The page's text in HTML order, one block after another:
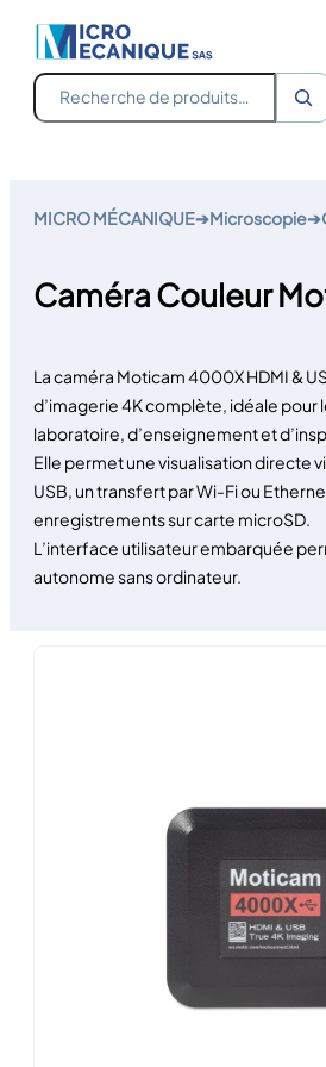
contenu
Recherche
MICRO MÉCANIQUE➔Microscopie➔
Caméra Couleur
La caméra Moticam 4000X HDMI &
d’imagerie 4K complète, idéale pour
laboratoire, d’enseignement et
Elle permet une visualisation directe
USB, un transfert par Wi-Fi ou
enregistrements sur carte microSD.
L’interface utilisateur embarquée
autonome sans ordinateur.